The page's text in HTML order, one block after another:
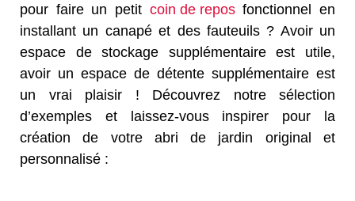
pour faire un petit coin de reposfonctionnel en
installant un canapé et des fauteuils ? Avoir un
espace de stockage supplémentaire est utile,
avoir un espace de détente supplémentaire est
un vrai plaisir ! Découvrez notre sélection
d’exemples et laissez-vous inspirer pour la
création de votre abri de jardin original et
personnalisé :